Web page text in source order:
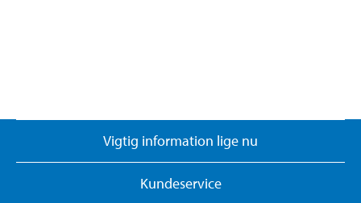
Vigtig information lige nu
Kundeservice